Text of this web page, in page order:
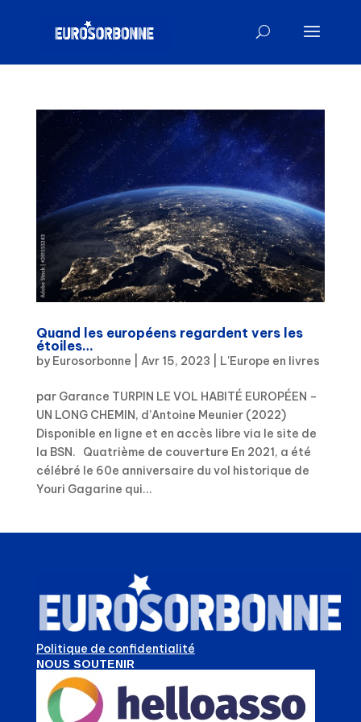
Quand les européens regardent vers les
étoiles…
by Eurosorbonne Avr 15, 2023 L'Europe en livres
par Garance TURPIN LE VOL HABITÉ EUROPÉEN –
UN LONG CHEMIN, d’Antoine Meunier (2022)
Disponible en ligne et en accès libre via le site de
la BSN. Quatrième de couverture En 2021, a été
célébré le 60e anniversaire du vol historique de
Youri Gagarine qui...
Politique de confidentialité
NOUS SOUTENIR